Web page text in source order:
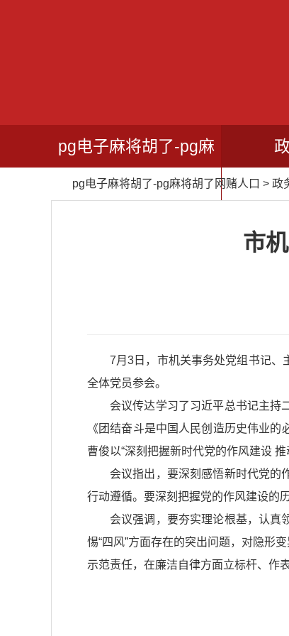
pg电子麻将胡了-pg麻
将胡了网赌人口
pg电子麻将胡了-pg麻将胡了网赌人口 > 政
市
7月3日，市机关事务处党组书记、
全体党员参会。
会议传达学习了习近平总书记主持
《团结奋斗是中国人民创造历史伟业
曹俊以“深刻把握新时代党的作风建设
会议指出，要深刻感悟新时代党的
行动遵循。要深刻把握党的作风建设的
会议强调，要夯实理论根基，认真
惕“四风”方面存在的突出问题，对隐形
示范责任，在廉洁自律方面立标杆、作